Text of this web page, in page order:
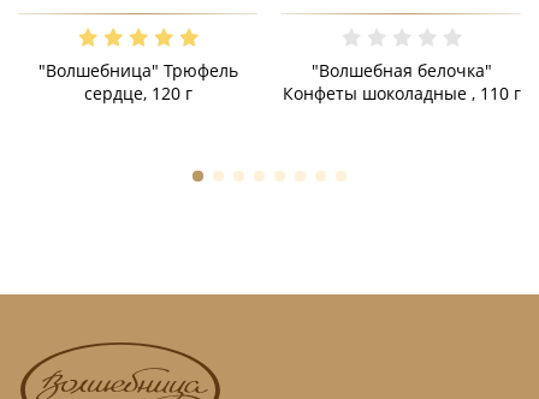
"Волшебница" Трюфель
сердце, 120 г
"Волшебная белочка"
Конфеты шоколадные , 110 г